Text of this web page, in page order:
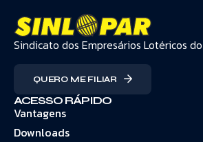
Sindicato dos Empresários Lotéricos
QUERO ME FILIAR
ACESSO RÁPIDO
Vantagens
Downloads